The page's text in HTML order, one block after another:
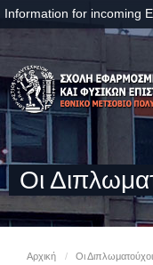
Information for incoming
Οι
Αρχική / Οι